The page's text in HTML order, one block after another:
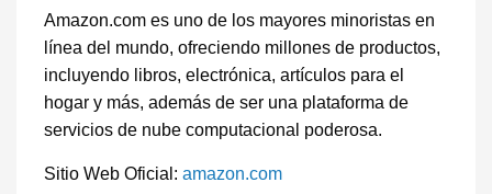
Amazon.com es uno de los mayores minoristas en
línea del mundo, ofreciendo millones de productos,
incluyendo libros, electrónica, artículos para el
hogar y más, además de ser una plataforma de
servicios de nube computacional poderosa.
Sitio Web Oficial: amazon.com